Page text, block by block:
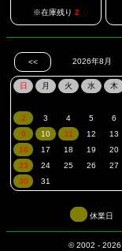
※在庫残り 2
休業日
© 2002 - 2026